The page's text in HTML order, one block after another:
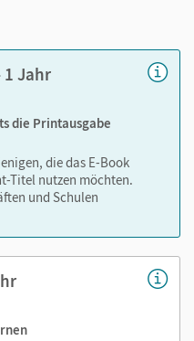
1 Jahr
die Printausgabe
die das E-Book
Titel nutzen möchten.
und Schulen